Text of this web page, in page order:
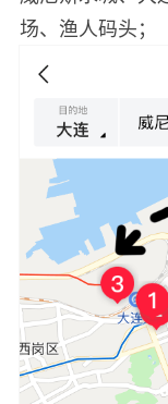
场、渔人码头；